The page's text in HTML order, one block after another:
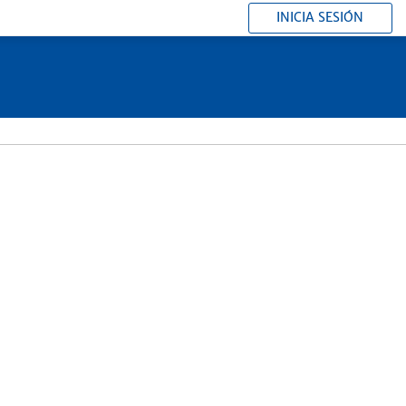
INICIA SESIÓN